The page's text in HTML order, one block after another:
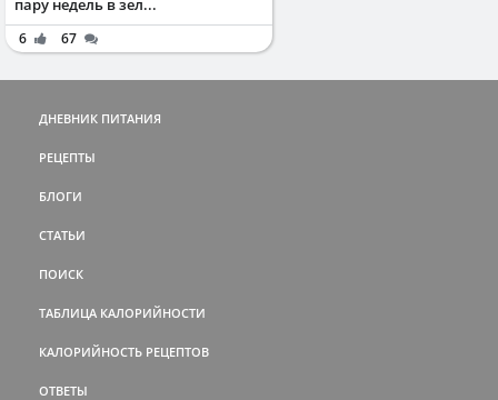
пару недель в зел...
6 67
ДНЕВНИК ПИТАНИЯ
РЕЦЕПТЫ
БЛОГИ
СТАТЬИ
ПОИСК
ТАБЛИЦА КАЛОРИЙНОСТИ
КАЛОРИЙНОСТЬ РЕЦЕПТОВ
ОТВЕТЫ